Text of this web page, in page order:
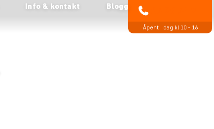
Info & kontakt Blogg
Åpent i dag kl 10 - 16